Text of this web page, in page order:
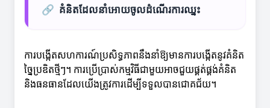
🔗 គំនិតដែលនាំអោយចូលដំណើរការឈ្នះ
ការបង្កើតសហការណ៍ប្រសិទ្ធភាពនឹងនាំឱ្យមានការបង្កើតនូវគំនិត
ច្នៃប្រឌិតថ្មីៗ។ ការប្រើប្រាស់កម្មវិធីជាមួយអាចជួយផ្គត់ផ្គង់គំនិត
និងធនធានដែលយើងត្រូវការដើម្បីទទួលបានជោគជ័យ។